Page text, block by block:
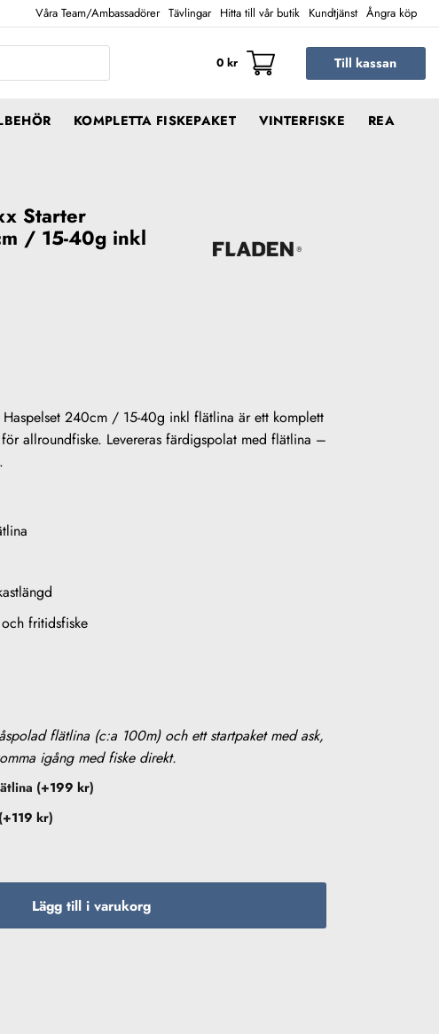
Våra Team/Ambassadörer Tävlingar Hitta till vår butik Kundtjänst Ångra köp
0 kr Till kassan
KOMPLETTA FISKEPAKET VINTERFISKE REA
Starter
/ 15-40g inkl
Haspelset 240cm / 15-40g inkl flätlina är ett komplett
allroundfiske. Levereras färdigspolat med flätlina –
fritidsfiske
flätlina (c:a 100m) och ett startpaket med ask,
igång med fiske direkt.
(+199 kr)
(+119 kr)
Lägg till i varukorg